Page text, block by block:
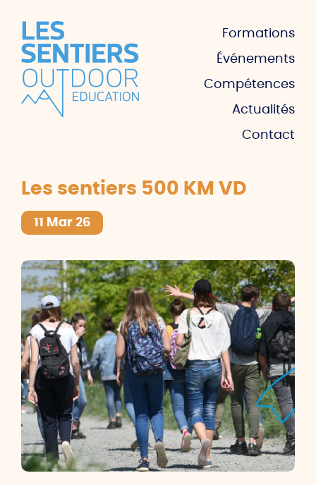
Formations
Événements
Compétences
Actualités
Contact
Les sentiers 500 KM VD
11 Mar 26